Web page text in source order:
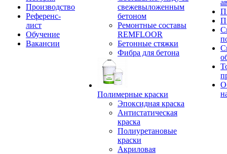
Производство
Референс-
лист
Обучение
Вакансии
свежевыложенным
бетоном
Ремонтные составы
REMFLOOR
Бетонные стяжки
Фибра для бетона
Полимерные краски
Эпоксидная краска
Антистатическая
краска
Полиуретановые
краски
Акриловая